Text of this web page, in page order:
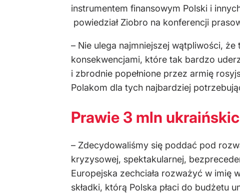
instrumentem finansowym Polski i
powiedział Ziobro na konferencji
– Nie ulega najmniejszej wątpliwości,
konsekwencjami, które tak bardzo
i zbrodnie popełnione przez armię
Polakom dla tych najbardziej
Prawie 3 mln
– Zdecydowaliśmy się poddać pod
kryzysowej, spektakularnej,
Europejska zechciała rozważyć w imię
składki, którą Polska płaci do budżetu